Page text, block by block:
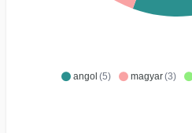
angol (5) magyar(3)